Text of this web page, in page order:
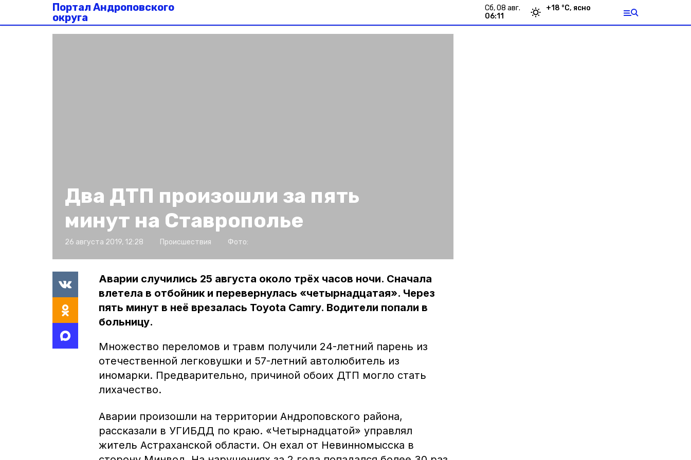
Портал Андроповского
округа
сб, 08 авг.
06:11
+18 °С, ясно
Два ДТП произошли за пять
минут на Ставрополье
26 августа 2019, 12:28 Происшествия Фото:
Аварии случились 25 августа около трёх часов ночи. Сначала
влетела в отбойник и перевернулась «четырнадцатая». Через
пять минут в неё врезалась Toyota Camry. Водители попали в
больницу.
Множество переломов и травм получили 24-летний парень из
отечественной легковушки и 57-летний автолюбитель из
иномарки. Предварительно, причиной обоих ДТП могло стать
лихачество.
Аварии произошли на территории Андроповского района,
рассказали в УГИБДД по краю. «Четырнадцатой» управлял
житель Астраханской области. Он ехал от Невинномысска в